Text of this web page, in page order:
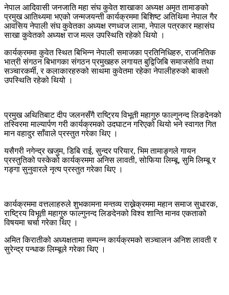
नेपाल आदिवासी जनजाति महा संघ कुवेत शाखाका अध्यक्ष अमृत तामाङको
प्रमुख आतिथ्यमा भएको जन्मजयन्ती कार्यक्रममा बिशिष्ट अतिथिमा नेपाल गैर
आवसिय नेपाली संघ कुवेतका अध्यक्ष रणध्वज लामा, नेपाल पत्रकार महासंघ
साखा कुवेतको अध्यक्ष राज मल्ल उपस्थिति रहेको थियो ।
कार्यक्रममा कुवेत स्थित बिभिन्न नेपाली समाजका प्रतिनिधिहरु, राजनितिक
भात्री संगठन बिभागका संगठन प्रमुखहरु लगायत बुद्विजिबि समाजसेवि तथा
सञ्चारकर्मी, र कलाकारहरुको साथमा कुवेतमा रहेका नेपालीहरुको बाक्लो
उपस्थिति रहेको थियो ।
प्रमुख अथितिबाट दीप जलनसँगै राष्ट्रिय विभूती महागुरु फाल्गुनन्द लिङदेनको
तस्विरमा माल्यार्पण गरी कार्यक्रमको उदघाटन गरिएको थियो भने स्वागत गित
मान वहादुर साँवाले प्रस्तुत गरेका थिए ।
यसैगरी नगेन्द्र खजुम, डिबि राई, सुन्दर परियार, भिम तामाङ्गले गायन
प्रस्तुतिको पस्केको कार्यक्रममा अनिस लावती, सोफिया लिम्बू, सुमि लिम्बू र
गङ्गा सुनुवारले नृत्य प्रस्तुत गरेका थिए ।
कार्यक्रममा वत्तलाहरुले शुभकामना मन्तव्य राख्नेक्रममा महान समाज सुधारक,
राष्ट्रिय विभूती महागुरु फाल्गुनन्द लिङदेनको विश्व शान्ति मानव एकताको
विषयमा चर्चा गरेका थिए ।
अमित किरातीको अध्यक्षतामा सम्पन्न कार्यक्रमको सञ्चालन अनिश लावती र
सुरेन्द्र पन्धाक लिम्बूले गरेका थिए ।